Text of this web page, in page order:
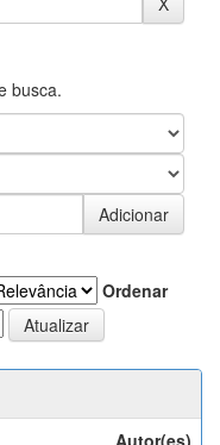
busca.
Ordenar
Autor(es)